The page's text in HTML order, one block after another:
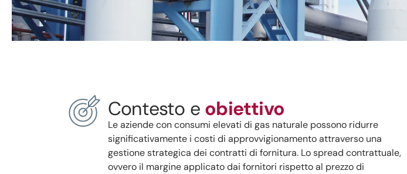
Contesto e obiettivo
Le aziende con consumi elevati di gas naturale possono ridurre
significativamente i costi di approvvigionamento attraverso una
gestione strategica dei contratti di fornitura. Lo spread contrattuale,
ovvero il margine applicato dai fornitori rispetto al prezzo di